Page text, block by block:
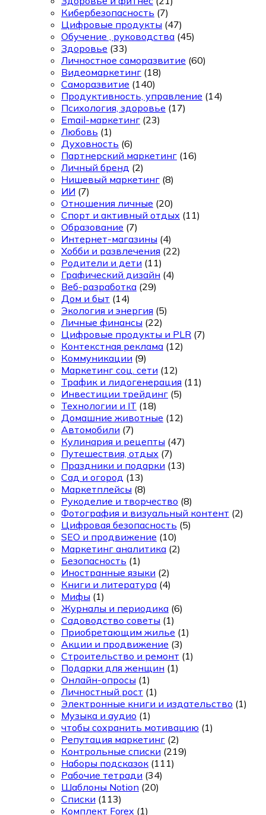
Кибербезопасность (7)
Цифровые продукты (47)
Обучение , руководства (45)
Здоровье (33)
Личностное саморазвитие (60)
Видеомаркетинг (18)
Саморазвитие (140)
Продуктивность, управление (14)
Психология, здоровье (17)
Email-маркетинг (23)
Любовь (1)
Духовность (6)
Партнерский маркетинг (16)
Личный бренд (2)
Нишевый маркетинг (8)
ИИ (7)
Отношения личные (20)
Спорт и активный отдых (11)
Образование (7)
Интернет-магазины (4)
Хобби и развлечения (22)
Родители и дети (11)
Графический дизайн (4)
Веб-разработка (29)
Дом и быт (14)
Экология и энергия (5)
Личные финансы (22)
Цифровые продукты и PLR (7)
Контекстная реклама (12)
Коммуникации (9)
Маркетинг соц. сети (12)
Трафик и лидогенерация (11)
Инвестиции трейдинг (5)
Технологии и IT (18)
Домашние животные (12)
Автомобили (7)
Кулинария и рецепты (47)
Путешествия, отдых (7)
Праздники и подарки (13)
Сад и огород (13)
Маркетплейсы (8)
Рукоделие и творчество (8)
Фотография и визуальный контент (2)
Цифровая безопасность (5)
SEO и продвижение (10)
Маркетинг аналитика (2)
Безопасность (1)
Иностранные языки (2)
Книги и литература (4)
Мифы (1)
Журналы и периодика (6)
Садоводство советы (1)
Приобретающим жилье (1)
Акции и продвижение (3)
Строительство и ремонт (1)
Подарки для женщин (1)
Онлайн-опросы (1)
Личностный рост (1)
Электронные книги и издательство (1)
Музыка и аудио (1)
чтобы сохранить мотивацию (1)
Репутация маркетинг (2)
Контрольные списки (219)
Наборы подсказок (111)
Рабочие тетради (34)
Шаблоны Notion (20)
Списки (113)
Комплект Forex (1)